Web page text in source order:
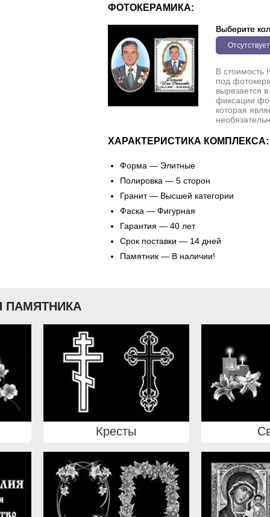
ФОТОКЕРАМИКА:
Выберите
Отсутствует
В стоимость
под
вырезается
фиксации
которая
ХАРАКТЕРИСТИКА КОМПЛЕКСА:
Форма — Элитные
Полировка — 5 сторон
Гранит — Высшей категории
Фаска — Фигурная
Гарантия — 40 лет
Срок поставки — 14 дней
Памятник — В наличии!
ПАМЯТНИКА
Кресты